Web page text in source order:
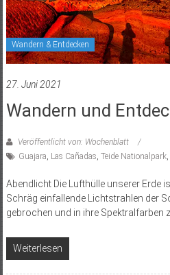
Wandern & Entdecken
27. Juni 2021
Wandern und
Veröffentlicht von: Wochenblatt
Guajara Las Cañadas Teide Nationalpark,
Abendlicht Die Lufthülle unserer Erde
Schräg einfallende Lichtstrahlen der
gebrochen und in ihre Spektralfarben
Weiterlesen